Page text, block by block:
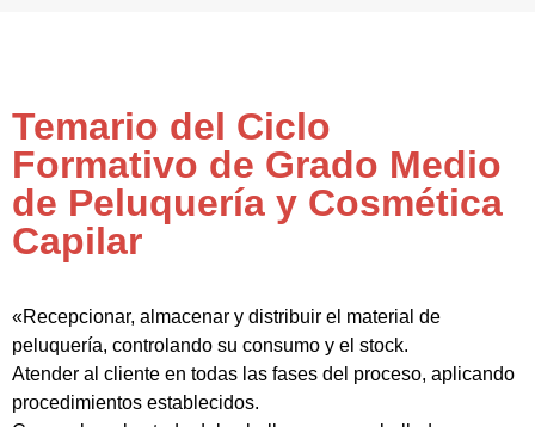
Temario del Ciclo
Formativo de Grado Medio
de Peluquería y Cosmética
Capilar
«Recepcionar, almacenar y distribuir el material de
peluquería, controlando su consumo y el stock.
Atender al cliente en todas las fases del proceso, aplicando
procedimientos establecidos.